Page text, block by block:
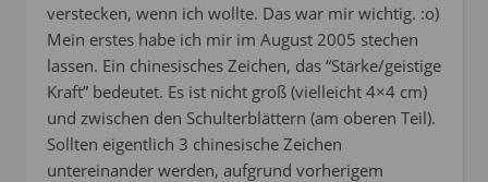
verstecken, wenn ich wollte. Das war mir wichtig. :o)
Mein erstes habe ich mir im August 2005 stechen
lassen. Ein chinesisches Zeichen, das “Stärke/geistige
Kraft” bedeutet. Es ist nicht groß (vielleicht 4×4 cm)
und zwischen den Schulterblättern (am oberen Teil).
Sollten eigentlich 3 chinesische Zeichen
untereinander werden, aufgrund vorherigem